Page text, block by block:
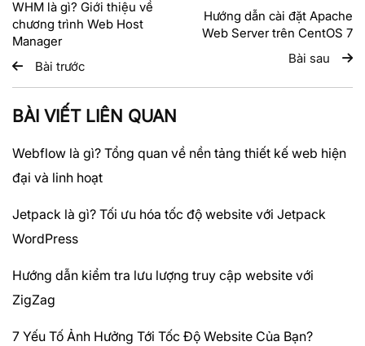
WHM là gì? Giới thiệu về
chương trình Web Host
Manager
Bài trước
Hướng dẫn cài đặt Apache
Web Server trên CentOS 7
Bài sau
BÀI VIẾT LIÊN QUAN
Webflow là gì? Tổng quan về nền tảng thiết kế web hiện
đại và linh hoạt
Jetpack là gì? Tối ưu hóa tốc độ website với Jetpack
WordPress
Hướng dẫn kiểm tra lưu lượng truy cập website với
ZigZag
7 Yếu Tố Ảnh Hưởng Tới Tốc Độ Website Của Bạn?